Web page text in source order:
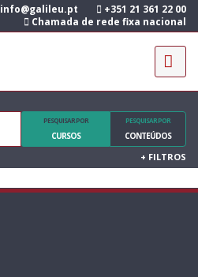
info@galileu.pt
+351 21 361 22 00
Chamada de rede fixa nacional
PESQUISAR POR
CURSOS
PESQUISAR POR
CONTEÚDOS
+ FILTROS